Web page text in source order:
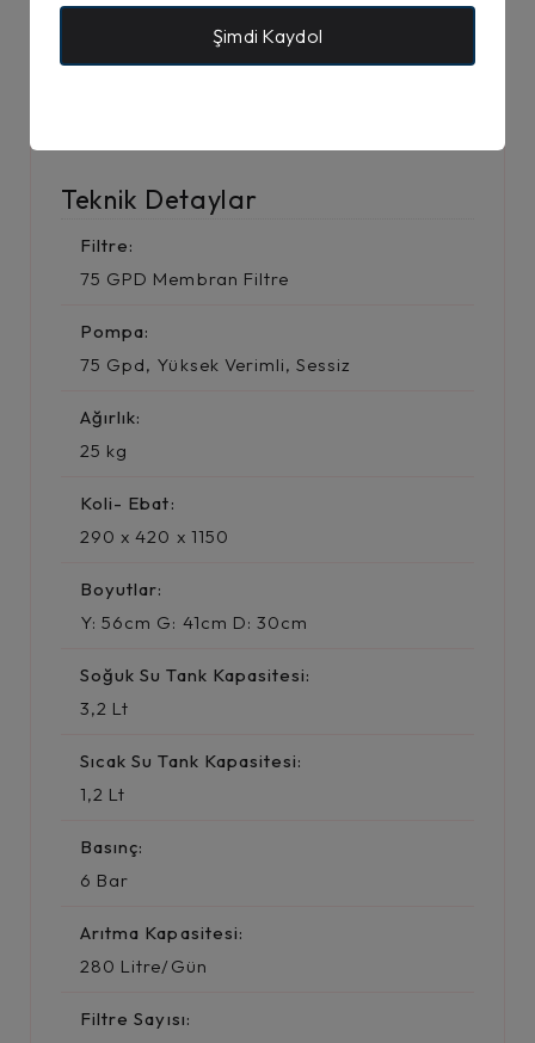
zararlı maddelerin
%99’a kadar
Teknik Detaylar
Filtre:
75 GPD Membran Filtre
Pompa:
75 Gpd, Yüksek Verimli, Sessiz
Ağırlık:
25 kg
Koli- Ebat:
290 x 420 x 1150
Boyutlar:
Y: 56cm G: 41cm D: 30cm
Soğuk Su Tank Kapasitesi:
3,2 Lt
Sıcak Su Tank Kapasitesi:
1,2 Lt
Basınç:
6 Bar
Arıtma Kapasitesi:
280 Litre/Gün
Filtre Sayısı:
Şimdi Kaydol